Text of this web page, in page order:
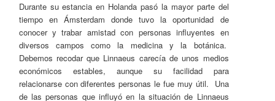
Durante su estancia en Holanda pasó la mayor parte del
tiempo en Ámsterdam donde tuvo la oportunidad de
conocer y trabar amistad con personas influyentes en
diversos campos como la medicina y la botánica.
Debemos recodar que Linnaeus carecía de unos medios
económicos estables, aunque su facilidad para
relacionarse con diferentes personas le fue muy útil. Una
de las personas que influyó en la situación de Linnaeus